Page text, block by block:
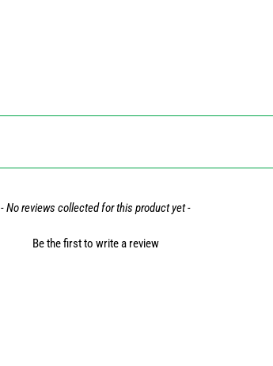
- No reviews collected for this product yet -
Be the first to write a review